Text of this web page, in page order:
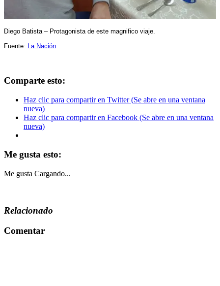
Diego Batista – Protagonista de este magnifico viaje.
Fuente: La Nación
Comparte esto:
Haz clic para compartir en Twitter (Se abre en una ventana
nueva)
Haz clic para compartir en Facebook (Se abre en una ventana
nueva)
Me gusta esto:
Me gusta Cargando...
Relacionado
Comentar